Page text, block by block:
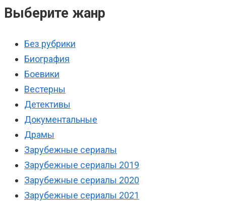
Выберите жанр
Без рубрики
Биография
Боевики
Вестерны
Детективы
Документальные
Драмы
Зарубежные сериалы
Зарубежные сериалы 2019
Зарубежные сериалы 2020
Зарубежные сериалы 2021